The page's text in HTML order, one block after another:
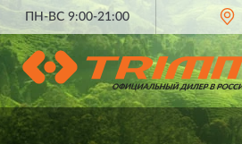
ПН-ВС 9:00-21:00